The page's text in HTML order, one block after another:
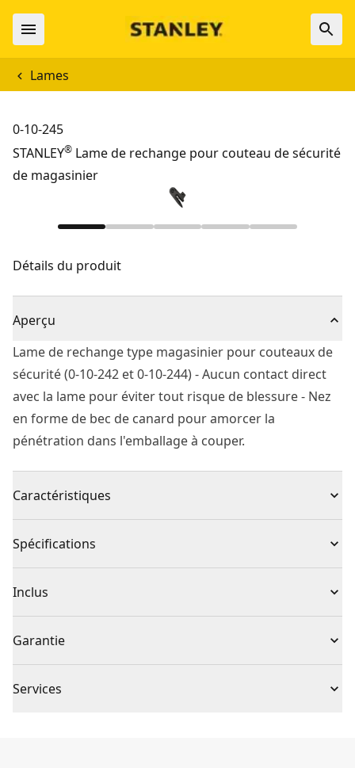
Lames
0-10-245
STANLEY® Lame de rechange pour couteau de sécurité
de magasinier
Détails du produit
Aperçu
Lame de rechange type magasinier pour couteaux de
sécurité (0-10-242 et 0-10-244) - Aucun contact direct
avec la lame pour éviter tout risque de blessure - Nez
en forme de bec de canard pour amorcer la
pénétration dans l'emballage à couper.
Caractéristiques
magasinier STANLEY® 0-10-244
emballages en film plastique, les cerclages de palettes,
l'ouverture des cartons, etc.
Lame protégée : minimise le risque de blessure
Spécifications
Type de produit Couteau de sécurité
Individuel ou
ensemble
Inclus
Garantie
Services